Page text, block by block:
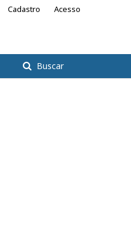
Buscar
Cadastro Acesso